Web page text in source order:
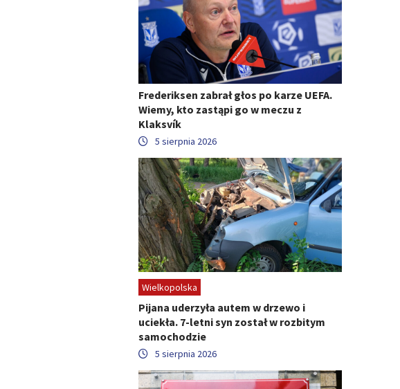
Frederiksen zabrał głos po karze UEFA.
Wiemy, kto zastąpi go w meczu z
Klaksvík
5 sierpnia 2026
Wielkopolska
Pijana uderzyła autem w drzewo i
uciekła. 7-letni syn został w rozbitym
samochodzie
5 sierpnia 2026